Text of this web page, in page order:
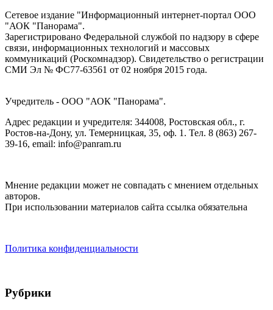
Сетевое издание "Информационный интернет-портал ООО
"АОК "Панорама".
Зарегистрировано Федеральной службой по надзору в сфере
связи, информационных технологий и массовых
коммуникаций (Роскомнадзор). Cвидетельство о регистрации
СМИ Эл № ФС77-63561 от 02 ноября 2015 года.
Учредитель - ООО "АОК "Панорама".
Адрес редакции и учредителя: 344008, Ростовская обл., г.
Ростов-на-Дону, ул. Темерницкая, 35, оф. 1. Тел. 8 (863) 267-
39-16, email: info@panram.ru
Мнение редакции может не совпадать с мнением отдельных
авторов.
При использовании материалов сайта ссылка обязательна
Политика конфиденциальности
Рубрики